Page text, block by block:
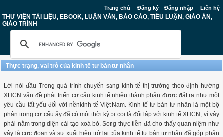
Trang chủ Đăng ký Đăng nhập Liên hệ
THƯ VIỆN TÀI LIỆU, EBOOK, LUẬN VĂN, BÁO CÁO, TIỂU LUẬN, GIÁO ÁN,
GIÁO TRÌNH
Thực trạng, vai trò của kinh tế tư bản tư nhân
Lời nói đầu Trong quá trình chuyển sang kinh tế thị trường theo định hướng
XHCN vấn đề phát triển cơ cấu kinh tế nhiều thành phần được đặt ra như một
yêu cầu tất yếu đối với nềnkinh tế Việt Nam. Kinh tế tư bản tư nhân là một bộ
phận trong cơ cấu ấy đã có một thời kỳ bị coi là đối lập với kinh tế XHCN, vì vậy
phải nằm trong diện cải tạo xoá bỏ. Song thực tiễn đã cho thấy quan niệm như
vậy là cực đoan và sự xuất hiện trở lại của kinh tế tư bản tư nhân đã góp phần